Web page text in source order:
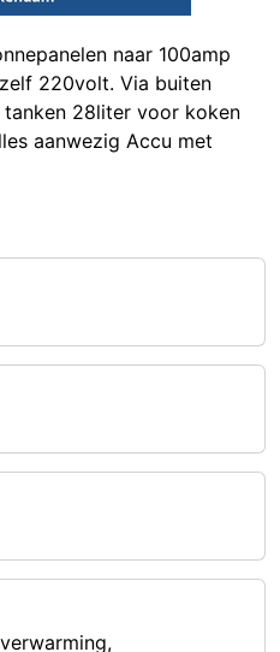
naar 100amp
220volt. Via buiten
28liter voor koken
aanwezig Accu met